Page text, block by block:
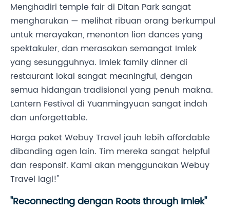
Menghadiri temple fair di Ditan Park sangat
mengharukan — melihat ribuan orang berkumpul
untuk merayakan, menonton lion dances yang
spektakuler, dan merasakan semangat Imlek
yang sesungguhnya. Imlek family dinner di
restaurant lokal sangat meaningful, dengan
semua hidangan tradisional yang penuh makna.
Lantern Festival di Yuanmingyuan sangat indah
dan unforgettable.
Harga paket Webuy Travel jauh lebih affordable
dibanding agen lain. Tim mereka sangat helpful
dan responsif. Kami akan menggunakan Webuy
Travel lagi!"
"Reconnecting dengan Roots through Imlek"